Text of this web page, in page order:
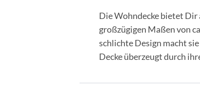
Die Wohndecke bietet Dir
großzügigen Maßen von
schlichte Design macht
Decke überzeugt durch